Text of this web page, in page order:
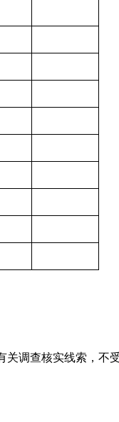
调查核实线索，不